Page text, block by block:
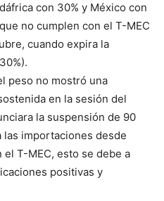
con 30% y México con
no cumplen con el T-MEC
cuando expira la
peso no mostró una
en la sesión del
la suspensión de 90
las importaciones desde
T-MEC, esto se debe a
positivas y